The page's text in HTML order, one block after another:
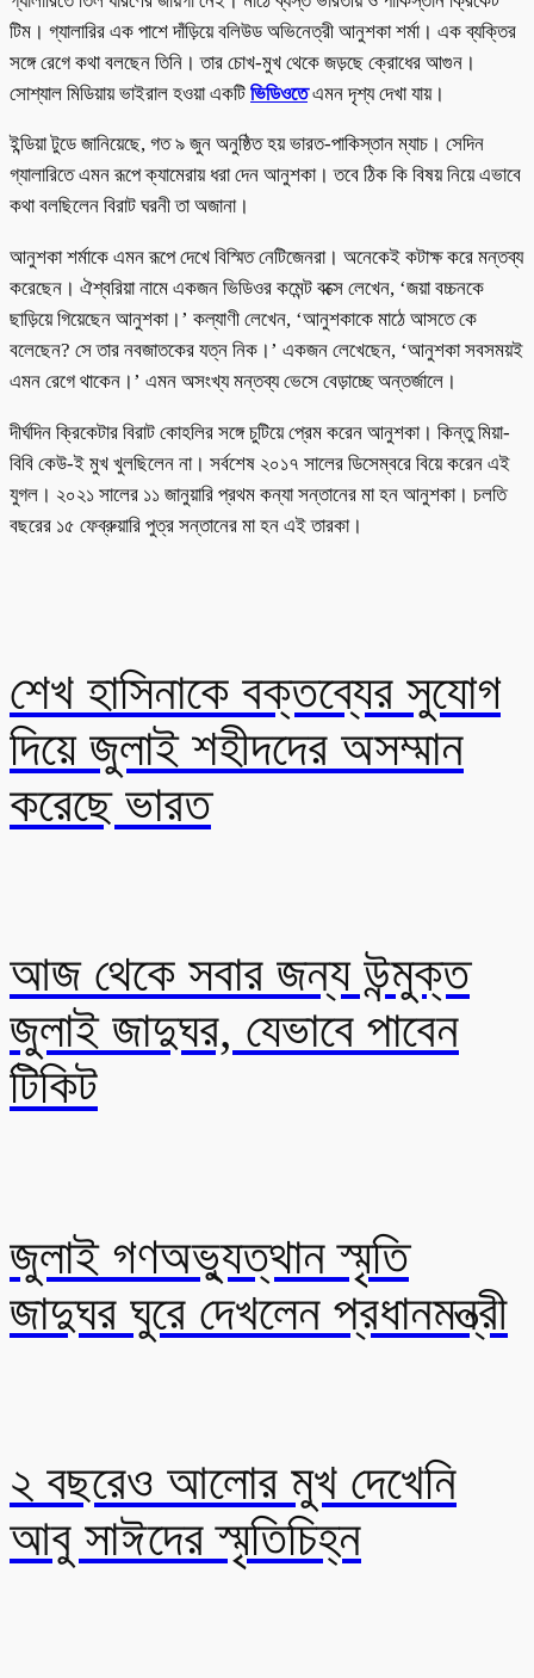
টিম। গ্যালারির এক পাশে দাঁড়িয়ে বলিউড অভিনেত্রী আনুশকা শর্মা। এক ব্যক্তির
সঙ্গে রেগে কথা বলছেন তিনি। তার চোখ-মুখ থেকে জড়ছে ক্রোধের আগুন।
সোশ্যাল মিডিয়ায় ভাইরাল হওয়া একটি ভিডিওতেএমন দৃশ্য দেখা যায়।
ইন্ডিয়া টুডে জানিয়েছে, গত ৯ জুন অনুষ্ঠিত হয় ভারত-পাকিস্তান ম্যাচ। সেদিন
গ্যালারিতে এমন রূপে ক্যামেরায় ধরা দেন আনুশকা। তবে ঠিক কি বিষয় নিয়ে এভাবে
কথা বলছিলেন বিরাট ঘরনী তা অজানা।
আনুশকা শর্মাকে এমন রূপে দেখে বিস্মিত নেটিজেনরা। অনেকেই কটাক্ষ করে মন্তব্য
করেছেন। ঐশ্বরিয়া নামে একজন ভিডিওর কমেন্ট বক্সে লেখেন, ‘জয়া বচ্চনকে
ছাড়িয়ে গিয়েছেন আনুশকা।’ কল্যাণী লেখেন, ‘আনুশকাকে মাঠে আসতে কে
বলেছেন? সে তার নবজাতকের যত্ন নিক।’ একজন লেখেছেন, ‘আনুশকা সবসময়ই
এমন রেগে থাকেন।’ এমন অসংখ্য মন্তব্য ভেসে বেড়াচ্ছে অন্তর্জালে।
দীর্ঘদিন ক্রিকেটার বিরাট কোহলির সঙ্গে চুটিয়ে প্রেম করেন আনুশকা। কিন্তু মিয়া-
বিবি কেউ-ই মুখ খুলছিলেন না। সর্বশেষ ২০১৭ সালের ডিসেম্বরে বিয়ে করেন এই
যুগল। ২০২১ সালের ১১ জানুয়ারি প্রথম কন্যা সন্তানের মা হন আনুশকা। চলতি
বছরের ১৫ ফেব্রুয়ারি পুত্র সন্তানের মা হন এই তারকা।
শেখ হাসিনাকে বক্তব্যের সুযোগ
দিয়ে জুলাই শহীদদের অসম্মান
করেছে ভারত
আজ থেকে সবার জন্য উন্মুক্ত
জুলাই জাদুঘর, যেভাবে পাবেন
টিকিট
জুলাই গণঅভ্যুত্থান স্মৃতি
জাদুঘর ঘুরে দেখলেন প্রধানমন্ত্রী
২ বছরেও আলোর মুখ দেখেনি
আবু সাঈদের স্মৃতিচিহ্ন